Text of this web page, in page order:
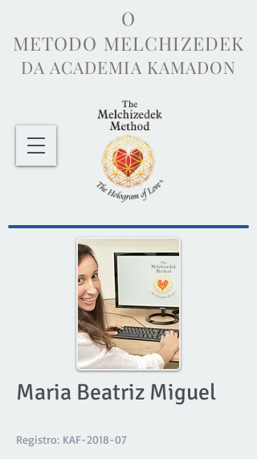
O
METODO MELCHIZEDEK
DA ACADEMIA KAMADON
Maria Beatriz Miguel
Registro: KAF-2018-07